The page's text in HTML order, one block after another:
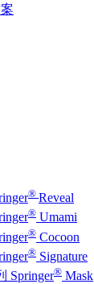
® Reveal
® Umami
® Cocoon
® Signature
Springer® Mask